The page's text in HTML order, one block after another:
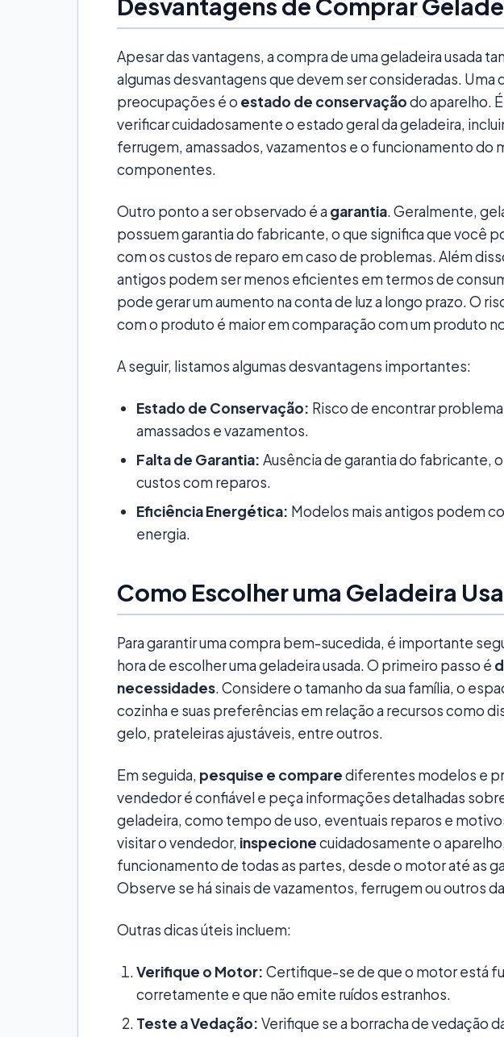
Desvantagens de Comprar
Apesar das vantagens, a compra de uma geladeira usada
algumas desvantagens que devem ser consideradas. Uma
preocupações é o estado de conservaçãodo aparelho.
verificar cuidadosamente o estado geral da geladeira,
ferrugem, amassados, vazamentos e o funcionamento do
componentes.
Outro ponto a ser observado é agarantia. Geralmente,
possuem garantia do fabricante, o que significa que você
com os custos de reparo em caso de problemas. Além
antigos podem ser menos eficientes em termos de
pode gerar um aumento na conta de luz a longo prazo. O
com o produto é maior em comparação com um produto
A seguir, listamos algumas desvantagens importantes:
Estado de Conservação: Risco de encontrar
amassados e vazamentos.
Falta de Garantia: Ausência de garantia do fabricante,
custos com reparos.
Eficiência Energética: Modelos mais antigos podem
energia.
Como Escolher uma Geladeira
Para garantir uma compra bem-sucedida, é importante
hora de escolher uma geladeira usada. O primeiro passo é
necessidades. Considere o tamanho da sua família, o
cozinha e suas preferências em relação a recursos como
gelo, prateleiras ajustáveis, entre outros.
Em seguida, pesquise e comparediferentes modelos e
vendedor é confiável e peça informações detalhadas
geladeira, como tempo de uso, eventuais reparos e
visitar o vendedor, inspecionecuidadosamente o
funcionamento de todas as partes, desde o motor até as
Observe se há sinais de vazamentos, ferrugem ou outros
Outras dicas úteis incluem:
Verifique o Motor: Certifique-se de que o motor está
corretamente e que não emite ruídos estranhos.
Teste a Vedação: Verifique se a borracha de vedação